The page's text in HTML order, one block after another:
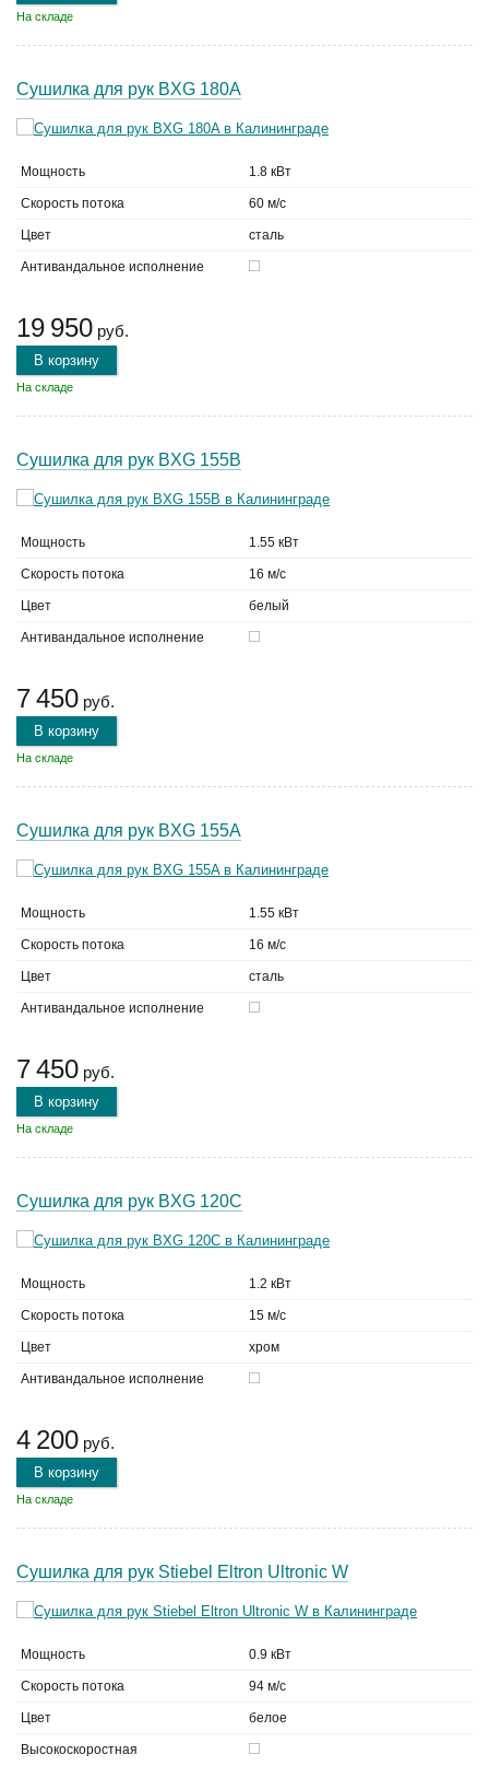
На складе
Сушилка для рук BXG 180A
Мощность 1.8 кВт
Скорость потока 60 м/с
Цвет сталь
Антивандальное исполнение
19 950 руб.
В корзину
На складе
Сушилка для рук BXG 155B
Мощность 1.55 кВт
Скорость потока 16 м/с
Цвет белый
Антивандальное исполнение
7 450 руб.
В корзину
На складе
Сушилка для рук BXG 155A
Мощность 1.55 кВт
Скорость потока 16 м/с
Цвет сталь
Антивандальное исполнение
7 450 руб.
В корзину
На складе
Сушилка для рук BXG 120C
Мощность 1.2 кВт
Скорость потока 15 м/с
Цвет хром
Антивандальное исполнение
4 200 руб.
В корзину
На складе
Сушилка для рук Stiebel Eltron Ultronic W
Мощность 0.9 кВт
Скорость потока 94 м/с
Цвет белое
Высокоскоростная